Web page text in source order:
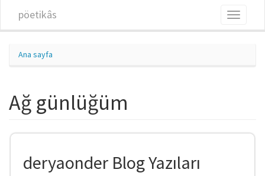
pöetikâs
Toggle
Ana sayfa
Ağ günlüğüm
deryaonder Blog Yazıları